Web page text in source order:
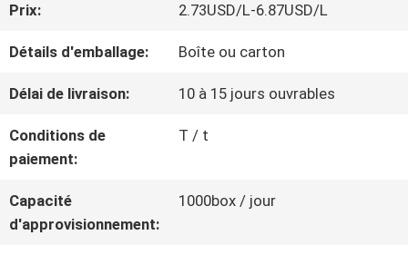
CONTRÔLE
DE
LA
QUALITÉ
Prix: 2.73USD/L-6.87USD/L
Détails d'emballage: Boîte ou carton
Délai de livraison: 10 à 15 jours ouvrables
Conditions de
paiement:
T / t
Capacité
d'approvisionnement:
1000box / jour